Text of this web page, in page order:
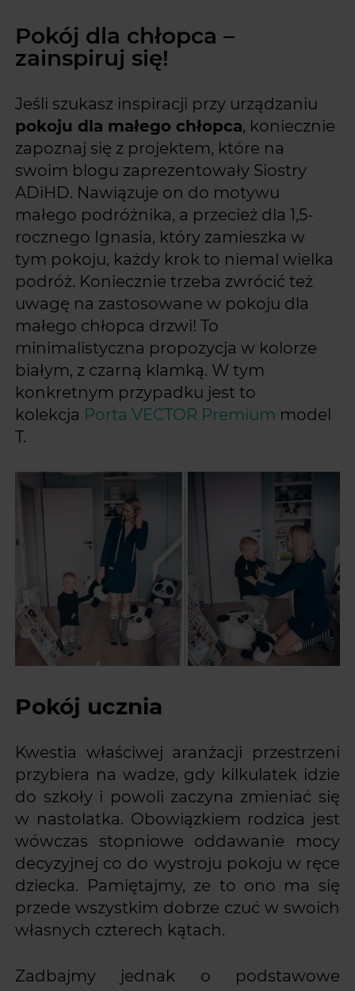
Pokój dla chłopca –
zainspiruj się!
Jeśli szukasz inspiracji przy urządzaniu
pokoju dla małego chłopca, koniecznie
zapoznaj się z projektem, które na
swoim blogu zaprezentowały Siostry
ADiHD. Nawiązuje on do motywu
małego podróżnika, a przecież dla 1,5-
rocznego Ignasia, który zamieszka w
tym pokoju, każdy krok to niemal wielka
podróż. Koniecznie trzeba zwrócić też
uwagę na zastosowane w pokoju dla
małego chłopca drzwi! To
minimalistyczna propozycja w kolorze
białym, z czarną klamką. W tym
konkretnym przypadku jest to
kolekcja Porta VECTOR Premium model
T.
Pokój ucznia
Kwestia właściwej aranżacji przestrzeni
przybiera na wadze, gdy kilkulatek idzie
do szkoły i powoli zaczyna zmieniać się
w nastolatka. Obowiązkiem rodzica jest
wówczas stopniowe oddawanie mocy
decyzyjnej co do wystroju pokoju w ręce
dziecka. Pamiętajmy, ze to ono ma się
przede wszystkim dobrze czuć w swoich
własnych czterech kątach.
Zadbajmy jednak o podstawowe